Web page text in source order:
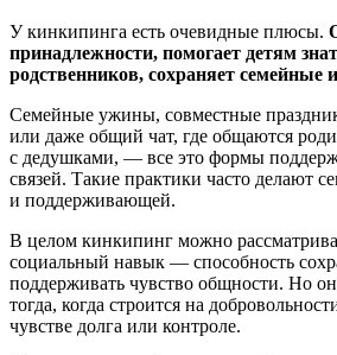
У кинкипинга есть очевидные плюсы.
принадлежности, помогает детям
родственников, сохраняет семейные
Семейные ужины, совместные
или даже общий чат, где общаются
с дедушками, — все это формы
связей. Такие практики часто делают
и поддерживающей.
В целом кинкипинг можно
социальный навык — способность
поддерживать чувство общности. Но
тогда, когда строится на
чувстве долга или контроле.